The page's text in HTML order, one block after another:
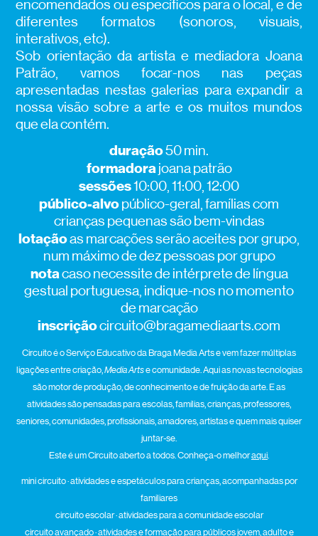
encomendados ou específicos para o local, e de
diferentes formatos (sonoros, visuais,
interativos, etc).
Sob orientação da artista e mediadora Joana
Patrão, vamos focar-nos nas peças
apresentadas nestas galerias para expandir a
nossa visão sobre a arte e os muitos mundos
que ela contém.
duração50 min.
formadora joana patrão
sessões10:00, 11:00, 12:00
público-alvopúblico-geral, famílias com
crianças pequenas são bem-vindas
lotaçãoas marcações serão aceites por grupo,
num máximo de dez pessoas por grupo
notacaso necessite de intérprete de língua
gestual portuguesa, indique-nos no momento
de marcação
inscriçãocircuito@bragamediaarts.com
Circuito é o Serviço Educativo da Braga Media Arts e vem fazer múltiplas
ligações entre criação, Media Artse comunidade. Aqui as novas tecnologias
são motor de produção, de conhecimento e de fruição da arte. E as
atividades são pensadas para escolas, famílias, crianças, professores,
seniores, comunidades, profissionais, amadores, artistas e quem mais quiser
juntar-se.
Este é um Circuito aberto a todos. Conheça-o melhoraqui
mini circuito · atividades e espetáculos para crianças, acompanhadas por
familiares
circuito escolar · atividades para a comunidade escolar
circuito avançado · atividades e formação para públicos jovem, adulto e